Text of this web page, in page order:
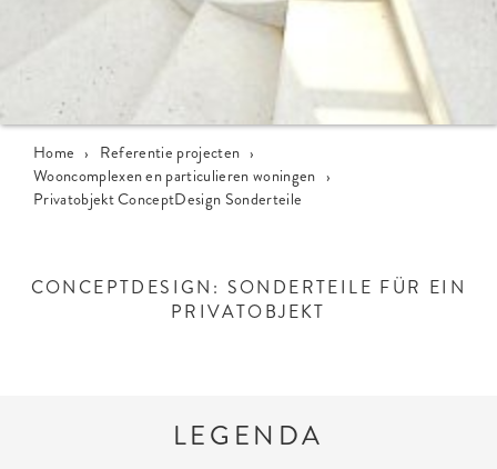
Home › Referentie projecten ›
Wooncomplexen en particulieren woningen ›
Privatobjekt ConceptDesign Sonderteile
CONCEPTDESIGN: SONDERTEILE FÜR EIN
PRIVATOBJEKT
LEGENDA